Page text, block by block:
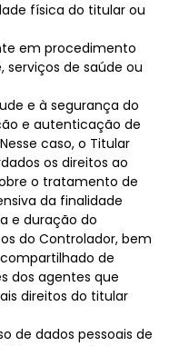
física do titular ou
em procedimento
serviços de saúde ou
e à segurança do
e autenticação de
caso, o Titular
os direitos ao
o tratamento de
da finalidade
e duração do
do Controlador, bem
de
dos agentes que
direitos do titular
de dados pessoais de